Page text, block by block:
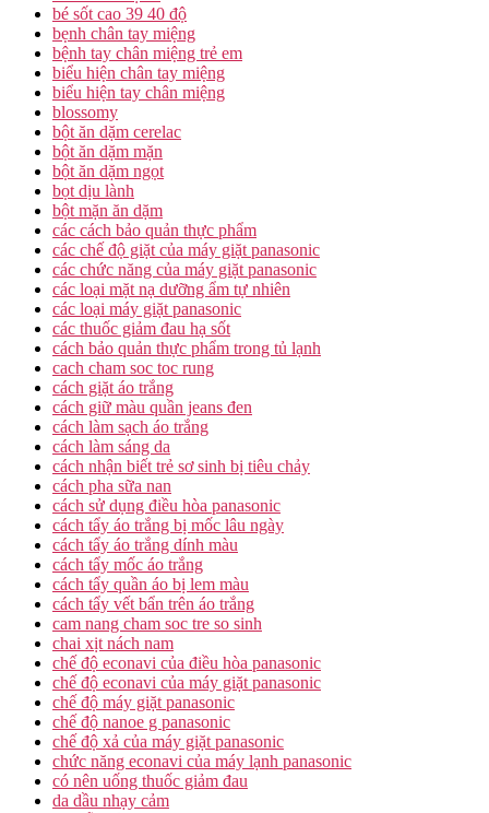
bé sốt cao 39 40 độ
bẹnh chân tay miệng
bệnh tay chân miệng trẻ em
biểu hiện chân tay miệng
biểu hiện tay chân miệng
blossomy
bột ăn dặm cerelac
bột ăn dặm mặn
bột ăn dặm ngọt
bọt dịu lành
bột mặn ăn dặm
các cách bảo quản thực phẩm
các chế độ giặt của máy giặt panasonic
các chức năng của máy giặt panasonic
các loại mặt nạ dưỡng ẩm tự nhiên
các loại máy giặt panasonic
các thuốc giảm đau hạ sốt
cách bảo quản thực phẩm trong tủ lạnh
cach cham soc toc rung
cách giặt áo trắng
cách giữ màu quần jeans đen
cách làm sạch áo trắng
cách làm sáng da
cách nhận biết trẻ sơ sinh bị tiêu chảy
cách pha sữa nan
cách sử dụng điều hòa panasonic
cách tẩy áo trắng bị mốc lâu ngày
cách tẩy áo trắng dính màu
cách tẩy mốc áo trắng
cách tẩy quần áo bị lem màu
cách tẩy vết bẩn trên áo trắng
cam nang cham soc tre so sinh
chai xịt nách nam
chế độ econavi của điều hòa panasonic
chế độ econavi của máy giặt panasonic
chế độ máy giặt panasonic
chế độ nanoe g panasonic
chế độ xả của máy giặt panasonic
chức năng econavi của máy lạnh panasonic
có nên uống thuốc giảm đau
da dầu nhạy cảm